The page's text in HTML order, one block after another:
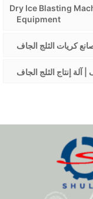
Dry Ice Blasting
Equipment
كريات الثلج الجاف
آلة إنتاج الثلج الجاف